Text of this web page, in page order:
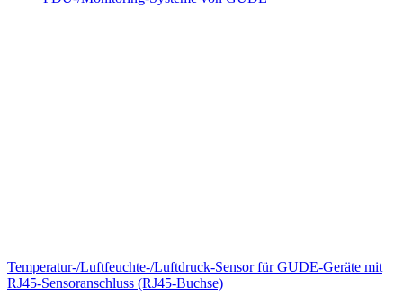
Temperatur-/Luftfeuchte-/Luftdruck-Sensor für GUDE-Geräte mit
RJ45-Sensoranschluss (RJ45-Buchse)